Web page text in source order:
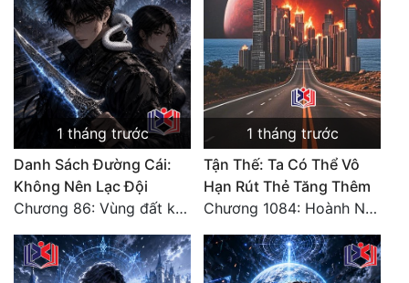
1 tháng trước
Danh Sách Đường Cái:
Không Nên Lạc Đội
Chương 86: Vùng đất không cửa
1 tháng trước
Tận Thế: Ta Có Thể Vô
Hạn Rút Thẻ Tăng Thêm
Chương 1084: Hoành Nhập Vi Quan